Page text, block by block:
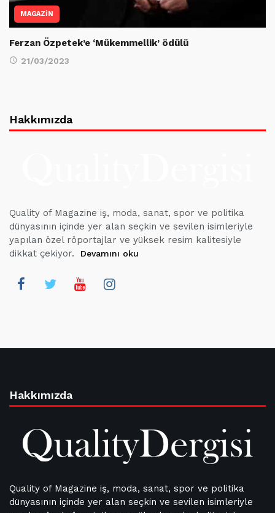
MAGAZİN
Ferzan Özpetek’e ‘Mükemmellik’ ödülü
21/03/2023
Hakkımızda
Quality of Magazine iş, moda, sanat, spor ve politika
dünyasının içinde yer alan seçkin ve sevilen isimleriyle
yapılan özel röportajlar ve yüksek resim kalitesiyle
dikkat çekiyor.
Devamını oku
Hakkımızda
Quality of Magazine iş, moda, sanat, spor ve politika
dünyasının içinde yer alan seçkin ve sevilen isimleriyle